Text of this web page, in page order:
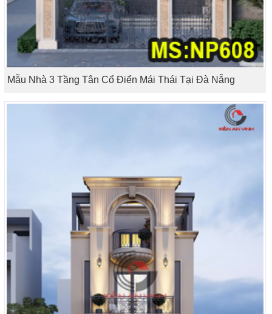
Mẫu Nhà 3 Tầng Tân Cổ Điển Mái Thái Tại Đà Nẵng